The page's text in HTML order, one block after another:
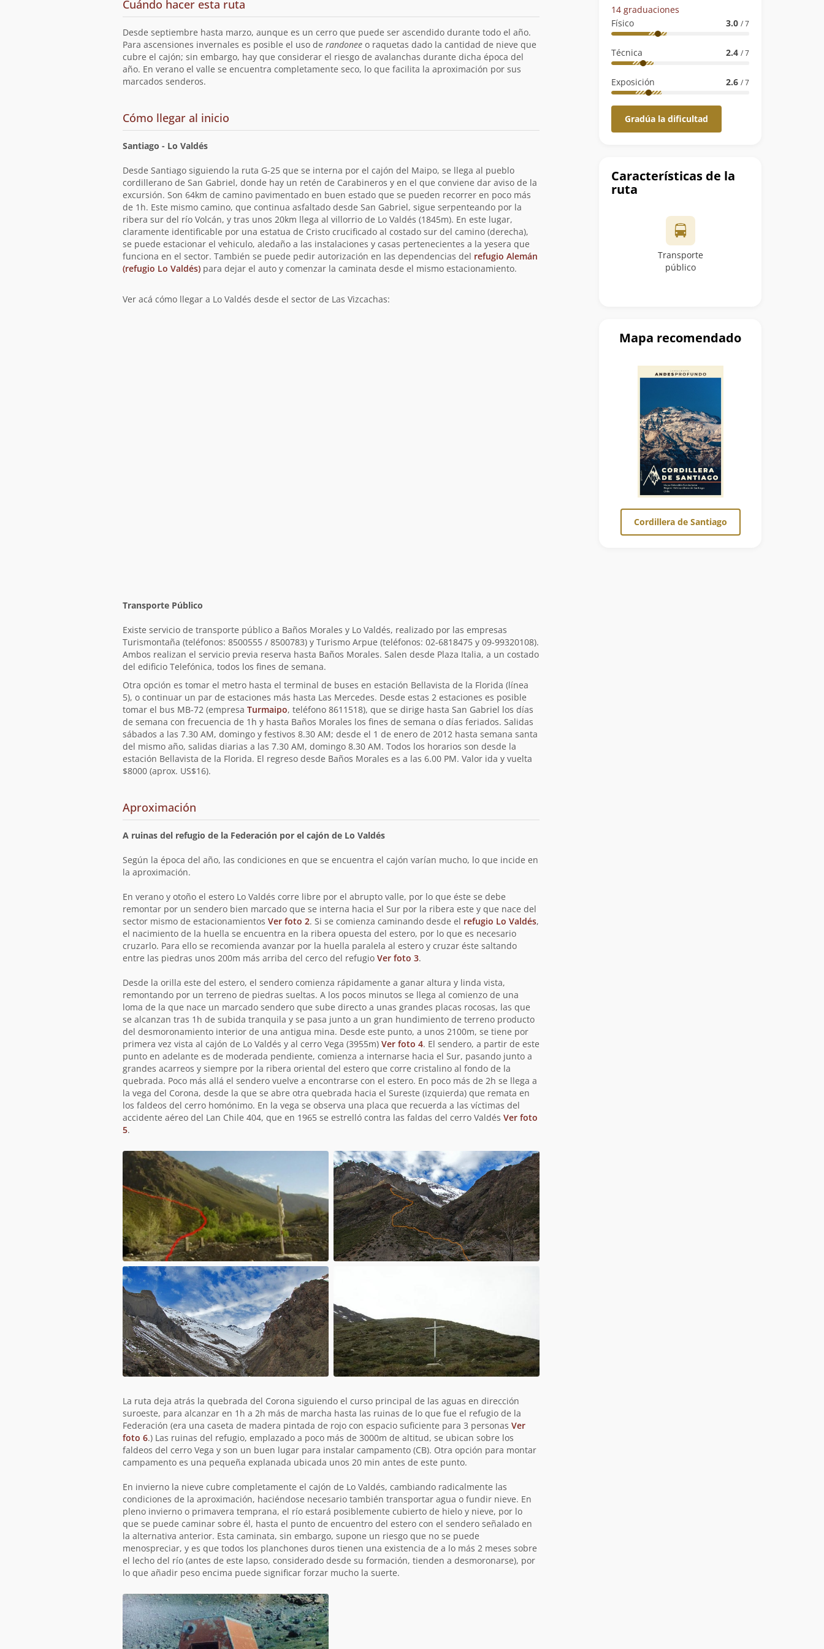
14 graduaciones
Físico
3.0 / 7
Técnica 2.4 / 7
Exposición 2.6 / 7
Gradúa la dificultad
Características de la
ruta
Transporte
público
Mapa recomendado
Cordillera de Santiago
Cuándo hacer esta ruta
Desde septiembre hasta marzo, aunque es un cerro que puede ser ascendido durante todo el año.
Para ascensiones invernales es posible el uso de randoneeo raquetas dado la cantidad de nieve que
cubre el cajón; sin embargo, hay que considerar el riesgo de avalanchas durante dicha época del
año. En verano el valle se encuentra completamente seco, lo que facilita la aproximación por sus
marcados senderos.
Cómo llegar al iniciode
la
Santiago - Lo Valdés
Desde Santiago siguiendo la ruta G-25 que se interna por el cajón del Maipo, se llega al pueblo
cordillerano de San Gabriel, donde hay un retén de Carabineros y en el que conviene dar aviso de la
excursión. Son 64km de camino pavimentado en buen estado que se pueden recorrer en poco más
de 1h. Este mismo camino, que continua asfaltado desde San Gabriel, sigue serpenteando por la
ribera sur del río Volcán, y tras unos 20km llega al villorrio de Lo Valdés (1845m). En este lugar,
claramente identificable por una estatua de Cristo crucificado al costado sur del camino (derecha),
se puede estacionar el vehiculo, aledaño a las instalaciones y casas pertenecientes a la yesera que
funciona en el sector. También se puede pedir autorización en las dependencias del refugio Alemán
(refugio Lo Valdés) para dejar el auto y comenzar la caminata desde el mismo estacionamiento.
Ver acá cómo llegar a Lo Valdés desde el sector de Las Vizcachas:
Transporte Público
Existe servicio de transporte público a Baños Morales y Lo Valdés, realizado por las empresas
Turismontaña (teléfonos: 8500555 / 8500783) y Turismo Arpue (teléfonos: 02-6818475 y 09-99320108).
Ambos realizan el servicio previa reserva hasta Baños Morales. Salen desde Plaza Italia, a un costado
del edificio Telefónica, todos los fines de semana.
Otra opción es tomar el metro hasta el terminal de buses en estación Bellavista de la Florida (línea
5), o continuar un par de estaciones más hasta Las Mercedes. Desde estas 2 estaciones es posible
tomar el bus MB-72 (empresa Turmaipo, teléfono 8611518), que se dirige hasta San Gabriel los días
de semana con frecuencia de 1h y hasta Baños Morales los fines de semana o días feriados. Salidas
sábados a las 7.30 AM, domingo y festivos 8.30 AM; desde el 1 de enero de 2012 hasta semana santa
del mismo año, salidas diarias a las 7.30 AM, domingo 8.30 AM. Todos los horarios son desde la
estación Bellavista de la Florida. El regreso desde Baños Morales es a las 6.00 PM. Valor ida y vuelta
$8000 (aprox. US$16).
Aproximación
A ruinas del refugio de la Federación por el cajón de Lo Valdés
Según la época del año, las condiciones en que se encuentra el cajón varían mucho, lo que incide en
la aproximación.
En verano y otoño el estero Lo Valdés corre libre por el abrupto valle, por lo que éste se debe
remontar por un sendero bien marcado que se interna hacia el Sur por la ribera este y que nace del
sector mismo de estacionamientos Ver foto 2. Si se comienza caminando desde el refugio Lo Valdés,
el nacimiento de la huella se encuentra en la ribera opuesta del estero, por lo que es necesario
cruzarlo. Para ello se recomienda avanzar por la huella paralela al estero y cruzar éste saltando
entre las piedras unos 200m más arriba del cerco del refugio Ver foto 3.
Desde la orilla este del estero, el sendero comienza rápidamente a ganar altura y linda vista,
remontando por un terreno de piedras sueltas. A los pocos minutos se llega al comienzo de una
loma de la que nace un marcado sendero que sube directo a unas grandes placas rocosas, las que
se alcanzan tras 1h de subida tranquila y se pasa junto a un gran hundimiento de terreno producto
del desmoronamiento interior de una antigua mina. Desde este punto, a unos 2100m, se tiene por
primera vez vista al cajón de Lo Valdés y al cerro Vega (3955m) Ver foto 4. El sendero, a partir de este
punto en adelante es de moderada pendiente, comienza a internarse hacia el Sur, pasando junto a
grandes acarreos y siempre por la ribera oriental del estero que corre cristalino al fondo de la
quebrada. Poco más allá el sendero vuelve a encontrarse con el estero. En poco más de 2h se llega a
la vega del Corona, desde la que se abre otra quebrada hacia el Sureste (izquierda) que remata en
los faldeos del cerro homónimo. En la vega se observa una placa que recuerda a las víctimas del
accidente aéreo del Lan Chile 404, que en 1965 se estrelló contra las faldas del cerro Valdés Ver foto
5.
La ruta deja atrás la quebrada del Corona siguiendo el curso principal de las aguas en dirección
suroeste, para alcanzar en 1h a 2h más de marcha hasta las ruinas de lo que fue el refugio de la
Federación (era una caseta de madera pintada de rojo con espacio suficiente para 3 personas Ver
foto 6.) Las ruinas del refugio, emplazado a poco más de 3000m de altitud, se ubican sobre los
faldeos del cerro Vega y son un buen lugar para instalar campamento (CB). Otra opción para montar
campamento es una pequeña explanada ubicada unos 20 min antes de este punto.
En invierno la nieve cubre completamente el cajón de Lo Valdés, cambiando radicalmente las
condiciones de la aproximación, haciéndose necesario también transportar agua o fundir nieve. En
pleno invierno o primavera temprana, el río estará posiblemente cubierto de hielo y nieve, por lo
que se puede caminar sobre él, hasta el punto de encuentro del estero con el sendero señalado en
la alternativa anterior. Esta caminata, sin embargo, supone un riesgo que no se puede
menospreciar, y es que todos los planchones duros tienen una existencia de a lo más 2 meses sobre
el lecho del río (antes de este lapso, considerado desde su formación, tienden a desmoronarse), por
lo que añadir peso encima puede significar forzar mucho la suerte.